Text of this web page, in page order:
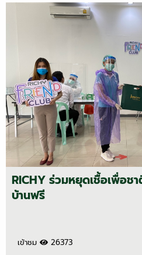
RICHY ร่วมหยุดเชื้อเพื่อช
บ้านฟรี
เข้าชม 26373